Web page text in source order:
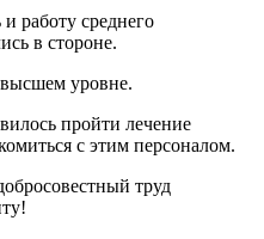
работу среднего
в стороне.
уровне.
пройти лечение
с этим персоналом.
труд